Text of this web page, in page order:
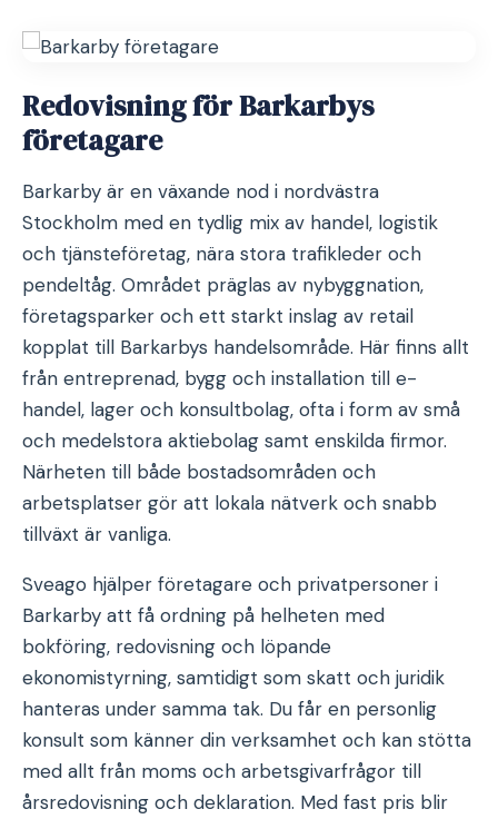
Redovisning för Barkarbys
företagare
Barkarby är en växande nod i nordvästra
Stockholm med en tydlig mix av handel, logistik
och tjänsteföretag, nära stora trafikleder och
pendeltåg. Området präglas av nybyggnation,
företagsparker och ett starkt inslag av retail
kopplat till Barkarbys handelsområde. Här finns allt
från entreprenad, bygg och installation till e-
handel, lager och konsultbolag, ofta i form av små
och medelstora aktiebolag samt enskilda firmor.
Närheten till både bostadsområden och
arbetsplatser gör att lokala nätverk och snabb
tillväxt är vanliga.
Sveago hjälper företagare och privatpersoner i
Barkarby att få ordning på helheten med
bokföring, redovisning och löpande
ekonomistyrning, samtidigt som skatt och juridik
hanteras under samma tak. Du får en personlig
konsult som känner din verksamhet och kan stötta
med allt från moms och arbetsgivarfrågor till
årsredovisning och deklaration. Med fast pris blir